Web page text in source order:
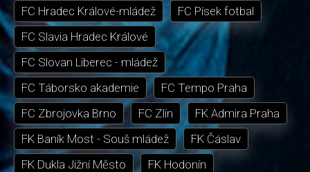
FC Hradec Králové-mládež
FC Písek fotbal
FC Slavia Hradec Králové
FC Slovan Liberec - mládež
FC Táborsko akademie
FC Tempo Praha
FC Zbrojovka Brno
FC Zlín
FK Admira Praha
FK Baník Most - Souš mládež
FK Čáslav
FK Dukla Jižní Město
FK Hodonín